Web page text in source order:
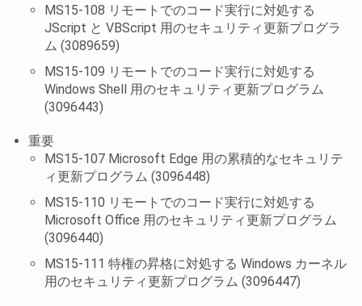
MS15-108 リモートでのコード実行に対処する
JScript と VBScript 用のセキュリティ更新プログラ
ム (3089659)
MS15-109 リモートでのコード実行に対処する
Windows Shell 用のセキュリティ更新プログラム
(3096443)
重要
MS15-107 Microsoft Edge 用の累積的なセキュリテ
ィ更新プログラム (3096448)
MS15-110 リモートでのコード実行に対処する
Microsoft Office 用のセキュリティ更新プログラム
(3096440)
MS15-111 特権の昇格に対処する Windows カーネル
用のセキュリティ更新プログラム (3096447)